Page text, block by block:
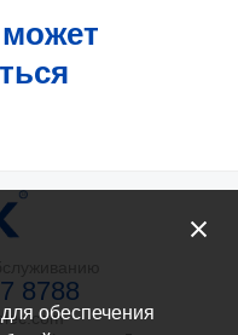
может
8788
обеспечения